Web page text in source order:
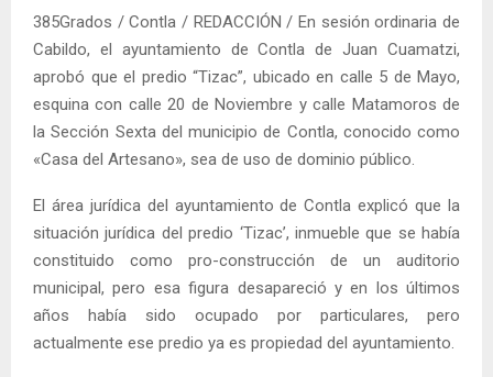
385Grados / Contla / REDACCIÓN / En sesión ordinaria de
Cabildo, el ayuntamiento de Contla de Juan Cuamatzi,
aprobó que el predio “Tizac”, ubicado en calle 5 de Mayo,
esquina con calle 20 de Noviembre y calle Matamoros de
la Sección Sexta del municipio de Contla, conocido como
«Casa del Artesano», sea de uso de dominio público.
El área jurídica del ayuntamiento de Contla explicó que la
situación jurídica del predio ‘Tizac’, inmueble que se había
constituido como pro-construcción de un auditorio
municipal, pero esa figura desapareció y en los últimos
años había sido ocupado por particulares, pero
actualmente ese predio ya es propiedad del ayuntamiento.